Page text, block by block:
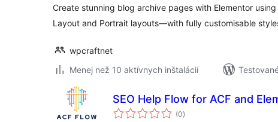
Create stunning blog archive pages with Elementor
Layout and Portrait layouts—with fully customisable
wpcraftnet
Menej než 10 aktívnych inštalácií
SEO Help Flow for ACF and
(0celkové
hodnotenie
)